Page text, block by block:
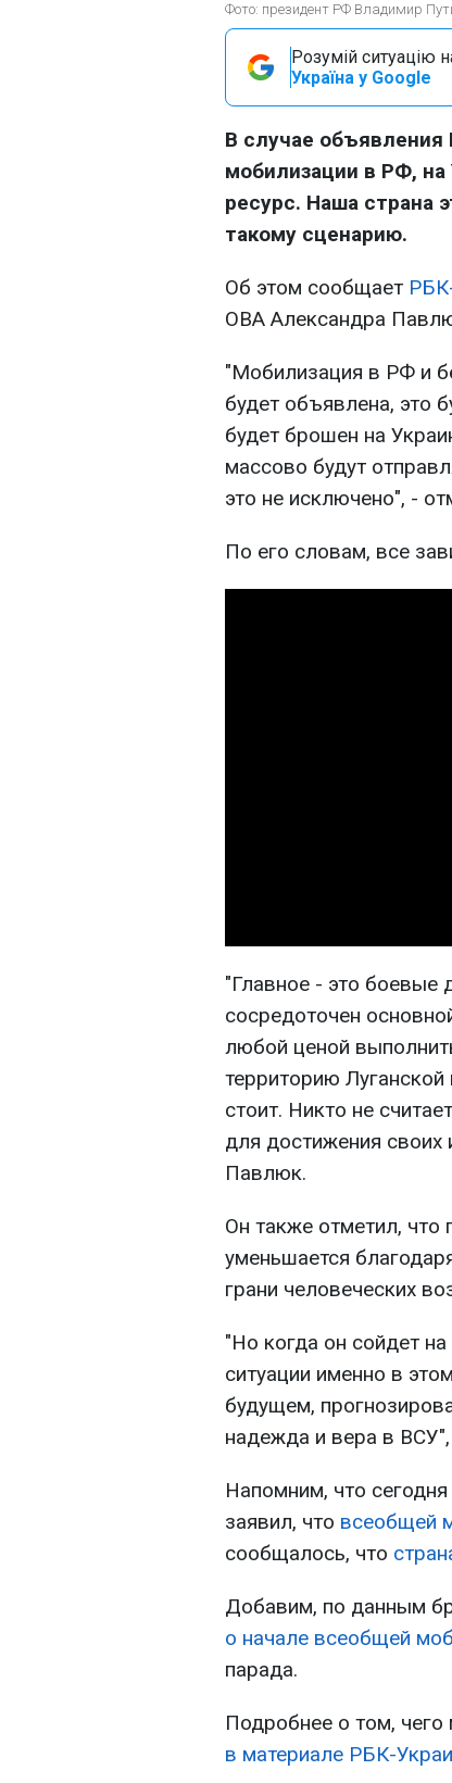
Фото: президент РФ Владимир
Розумій ситуацію
Україна у Google
В случае
мобилизации в РФ,
ресурс. Наша страна
такому сценарию.
Об этом сообщает
ОВА Александра
"Мобилизация в РФ и
будет объявлена, это
будет брошен на
массово будут
это не исключено", -
По его словам, все
"Главное - это боевые
сосредоточен
любой ценой
территорию
стоит. Никто не
для достижения своих
Павлюк.
Он также отметил, что
уменьшается
грани человеческих
"Но когда он сойдет
ситуации именно в
будущем,
надежда и вера в
Напомним, что
заявил, что всеобщей
сообщалось, что
Добавим, по данным
о начале всеобщей
парада.
Подробнее о том,
в материале РБК-